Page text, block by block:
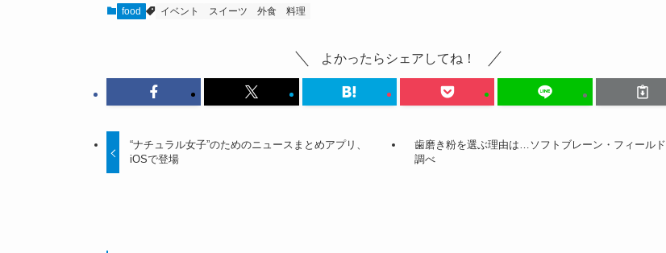
food イベント スイーツ 外食 料理
よかったらシェアしてね！
“ナチュラル女子”のためのニュースまとめアプリ、
iOSで登場
歯磨き粉を選ぶ理由は…ソフトブレーン・フィールド
調べ